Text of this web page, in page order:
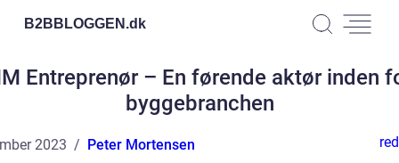
B2BBLOGGEN.dk
Entreprenør – En førende aktør inden
byggebranchen
2023 Peter Mortensen